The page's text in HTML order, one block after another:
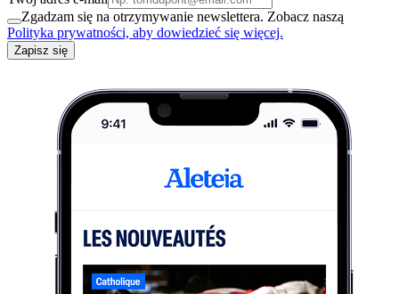
Zgadzam się na otrzymywanie newslettera. Zobacz naszą
Polityka prywatności, aby dowiedzieć się więcej.
Zapisz się